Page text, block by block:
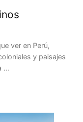
ver en Perú,
y paisajes
…